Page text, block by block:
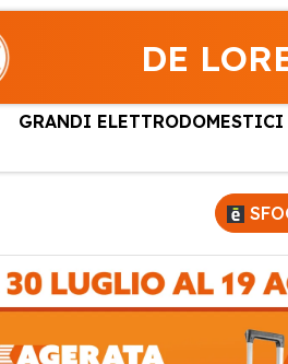
DE
GRANDI ELETTRODOMESTICI